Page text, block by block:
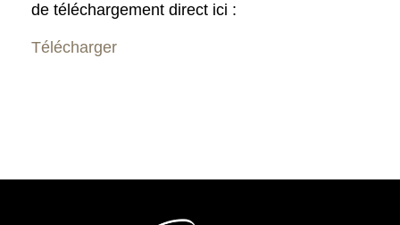
de téléchargement direct ici :
Télécharger